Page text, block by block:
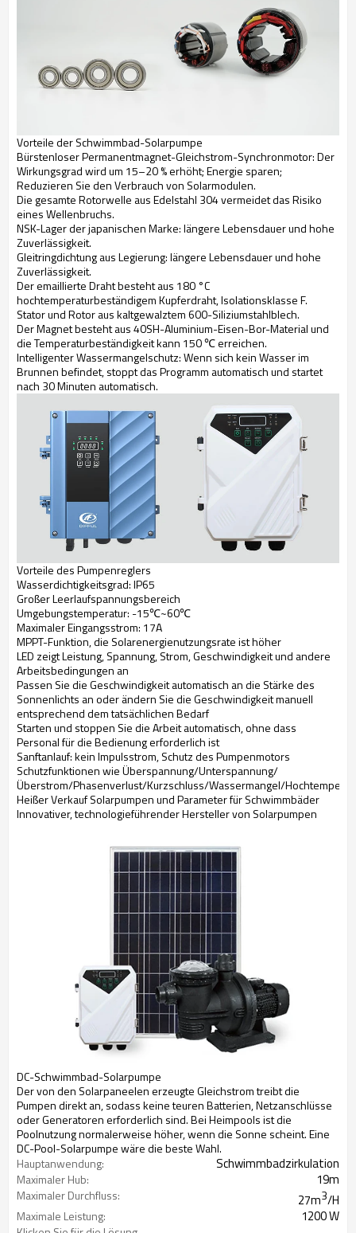
Vorteile der Schwimmbad-Solarpumpe
Bürstenloser Permanentmagnet-Gleichstrom-Synchronmotor: Der
Wirkungsgrad wird um 15–20 % erhöht; Energie sparen;
Reduzieren Sie den Verbrauch von Solarmodulen.
Die gesamte Rotorwelle aus Edelstahl 304 vermeidet das Risiko
eines Wellenbruchs.
NSK-Lager der japanischen Marke: längere Lebensdauer und hohe
Zuverlässigkeit.
Gleitringdichtung aus Legierung: längere Lebensdauer und hohe
Zuverlässigkeit.
Der emaillierte Draht besteht aus 180 °C
hochtemperaturbeständigem Kupferdraht, Isolationsklasse F.
Stator und Rotor aus kaltgewalztem 600-Siliziumstahlblech.
Der Magnet besteht aus 40SH-Aluminium-Eisen-Bor-Material und
die Temperaturbeständigkeit kann 150 ℃ erreichen.
Intelligenter Wassermangelschutz: Wenn sich kein Wasser im
Brunnen befindet, stoppt das Programm automatisch und startet
nach 30 Minuten automatisch.
Vorteile des Pumpenreglers
Wasserdichtigkeitsgrad: IP65
Großer Leerlaufspannungsbereich
Umgebungstemperatur: -15℃~60℃
Maximaler Eingangsstrom: 17A
MPPT-Funktion, die Solarenergienutzungsrate ist höher
LED zeigt Leistung, Spannung, Strom, Geschwindigkeit und andere
Arbeitsbedingungen an
Passen Sie die Geschwindigkeit automatisch an die Stärke des
Sonnenlichts an oder ändern Sie die Geschwindigkeit manuell
entsprechend dem tatsächlichen Bedarf
Starten und stoppen Sie die Arbeit automatisch, ohne dass
Personal für die Bedienung erforderlich ist
Sanftanlauf: kein Impulsstrom, Schutz des Pumpenmotors
Schutzfunktionen wie Überspannung/Unterspannung/
Überstrom/Phasenverlust/Kurzschluss/Wassermangel/
Heißer Verkauf Solarpumpen und Parameter für Schwimmbäder
Innovativer, technologieführender Hersteller von Solarpumpen
DC-Schwimmbad-Solarpumpe
Der von den Solarpaneelen erzeugte Gleichstrom treibt die
Pumpen direkt an, sodass keine teuren Batterien, Netzanschlüsse
oder Generatoren erforderlich sind. Bei Heimpools ist die
Poolnutzung normalerweise höher, wenn die Sonne scheint. Eine
DC-Pool-Solarpumpe wäre die beste Wahl.
Hauptanwendung:
Schwimmbadzirkulation
Maximaler Hub: 19m
Maximaler Durchfluss: 27m3/H
Maximale Leistung: 1200 W